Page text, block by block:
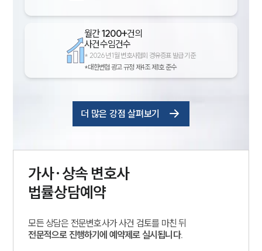
월간1200+건의
사건수임건수
* 2026년 1월 변호사협회 경유증표 발급 기준
*대한변협 광고 규정 제4조 제1호 준수
더 많은 강점 살펴보기
가사·상속변호사
법률상담예약
모든 상담은 전문변호사가 사건 검토를 마친 뒤
전문적으로 진행하기에 예약제로 실시됩니다.